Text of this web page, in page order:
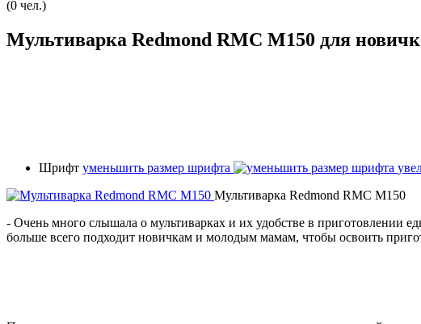
(0 чел.)
Мультиварка Redmond RMC M150 для
Шрифт уменьшить размер шрифта
Мультиварка Redmond RMC M150
- Очень много слышала о мультиварках и их удобстве в приготовлении
больше всего подходит новичкам и молодым мамам, чтобы освоить